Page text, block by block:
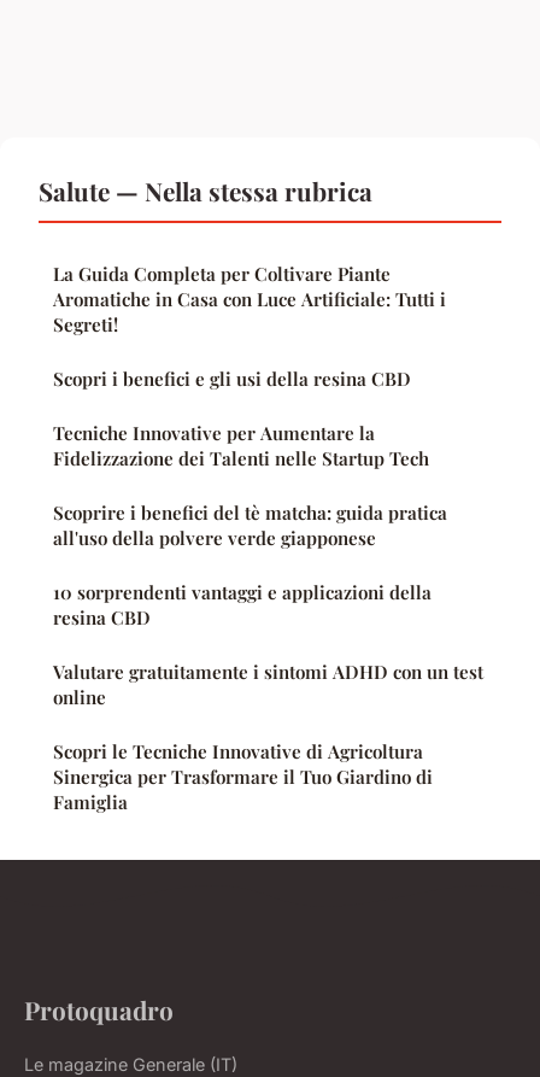
Salute — Nella stessa rubrica
La Guida Completa per Coltivare Piante
Aromatiche in Casa con Luce Artificiale: Tutti i
Segreti!
Scopri i benefici e gli usi della resina CBD
Tecniche Innovative per Aumentare la
Fidelizzazione dei Talenti nelle Startup Tech
Scoprire i benefici del tè matcha: guida pratica
all'uso della polvere verde giapponese
10 sorprendenti vantaggi e applicazioni della
resina CBD
Valutare gratuitamente i sintomi ADHD con un test
online
Scopri le Tecniche Innovative di Agricoltura
Sinergica per Trasformare il Tuo Giardino di
Famiglia
Protoquadro
Le magazine Generale (IT)